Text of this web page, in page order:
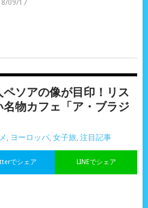
09/17
ペソアの像が目印！リス
物カフェ「ア・ブラジ
ヨーロッパ, 女子旅, 注目記事
LINEでシェア
でシェア